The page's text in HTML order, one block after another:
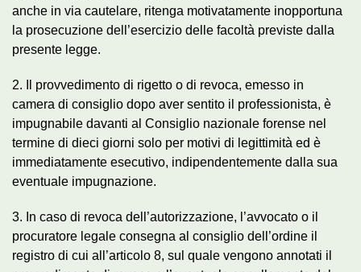
anche in via cautelare, ritenga motivatamente inopportuna
la prosecuzione dell’esercizio delle facoltà previste dalla
presente legge.
2. Il provvedimento di rigetto o di revoca, emesso in
camera di consiglio dopo aver sentito il professionista, è
impugnabile davanti al Consiglio nazionale forense nel
termine di dieci giorni solo per motivi di legittimità ed è
immediatamente esecutivo, indipendentemente dalla sua
eventuale impugnazione.
3. In caso di revoca dell’autorizzazione, l’avvocato o il
procuratore legale consegna al consiglio dell’ordine il
registro di cui all’articolo 8, sul quale vengono annotati il